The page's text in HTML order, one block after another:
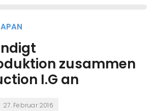
zusammen
I.G an
27. Februar 2016